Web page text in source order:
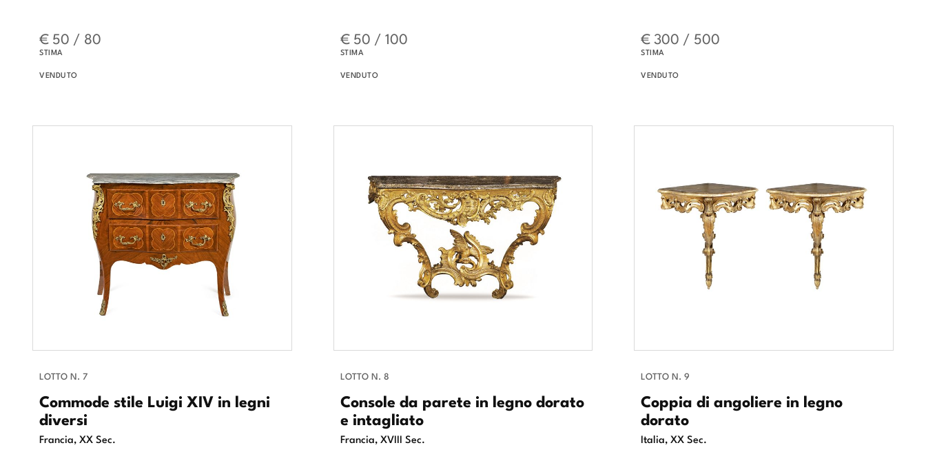
€ 50 / 80
STIMA
VENDUTO
€ 50 / 100
STIMA
VENDUTO
€ 300 / 500
STIMA
VENDUTO
LOTTO N. 7
Commode stile Luigi XIV in legni
diversi
Francia, XX Sec.
LOTTO N. 8
Console da parete in legno dorato
e intagliato
Francia, XVIII Sec.
LOTTO N. 9
Coppia di angoliere in legno
dorato
Italia, XX Sec.